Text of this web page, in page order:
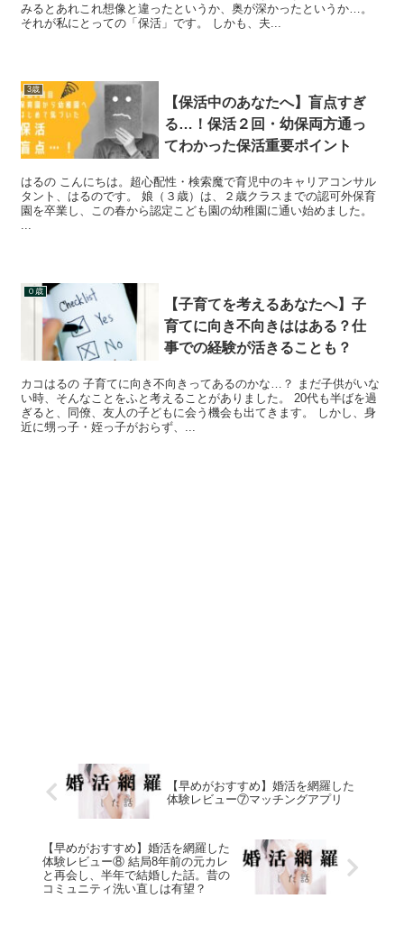
みるとあれこれ想像と違ったというか、奥が深かったというか…。
それが私にとっての「保活」です。 しかも、夫...
3歳
【保活中のあなたへ】盲点すぎ
る…！保活２回・幼保両方通っ
てわかった保活重要ポイント
はるの こんにちは。超心配性・検索魔で育児中のキャリアコンサル
タント、はるのです。 娘（３歳）は、２歳クラスまでの認可外保育
園を卒業し、この春から認定こども園の幼稚園に通い始めました。
０歳
【子育てを考えるあなたへ】子
育てに向き不向きははある？仕
事での経験が活きることも？
カコはるの 子育てに向き不向きってあるのかな…？ まだ子供がいな
い時、そんなことをふと考えることがありました。 20代も半ばを過
ぎると、同僚、友人の子どもに会う機会も出てきます。 しかし、身
近に甥っ子・姪っ子がおらず、...
【早めがおすすめ】婚活を網羅した
体験レビュー⑦マッチングアプリ
【早めがおすすめ】婚活を網羅した
体験レビュー⑧ 結局8年前の元カレ
と再会し、半年で結婚した話。昔の
コミュニティ洗い直しは有望？